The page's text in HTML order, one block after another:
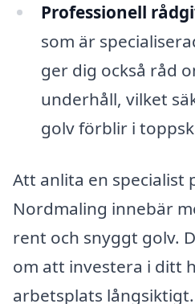
Professionell
som är
ger dig också råd
underhåll, vilket
golv förblir i
Att anlita en specialist
Nordmaling innebär
rent och snyggt golv.
om att investera i ditt
arbetsplats